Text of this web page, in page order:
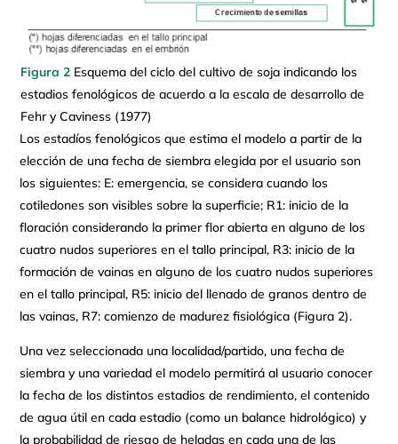
Figura 2Esquema del ciclo del cultivo de soja indicando los
estadios fenológicos de acuerdo a la escala de desarrollo de
Fehr y Caviness (1977)
Los estadíos fenológicos que estima el modelo a partir de la
elección de una fecha de siembra elegida por el usuario son
los siguientes: E: emergencia, se considera cuando los
cotiledones son visibles sobre la superficie; R1: inicio de la
floración considerando la primer flor abierta en alguno de los
cuatro nudos superiores en el tallo principal, R3: inicio de la
formación de vainas en alguno de los cuatro nudos superiores
en el tallo principal, R5: inicio del llenado de granos dentro de
las vainas, R7: comienzo de madurez fisiológica (Figura 2).
Una vez seleccionada una localidad/partido, una fecha de
siembra y una variedad el modelo permitirá al usuario conocer
la fecha de los distintos estadios de rendimiento, el contenido
de agua útil en cada estadio (como un balance hidrológico) y
la probabilidad de riesgo de heladas en cada una de las